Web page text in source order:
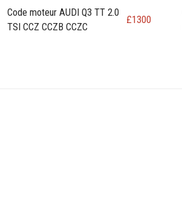
Code moteur AUDI Q3 TT 2.0
TSI CCZ CCZB CCZC
£1300